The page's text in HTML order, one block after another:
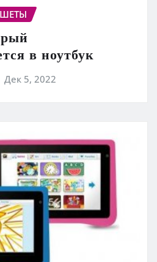
в ноутбук
Дек 5, 2022